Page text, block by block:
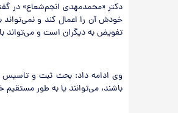
دکتر «محمدمهدی انجم‌شعاع» در
خودش آن را اعمال کند و نمی‌تواند
تفویض به دیگران است و می‌تواند
وی ادامه داد: بحث ثبت و تاسیس
باشند، می‌توانند یا به طور مستقیم